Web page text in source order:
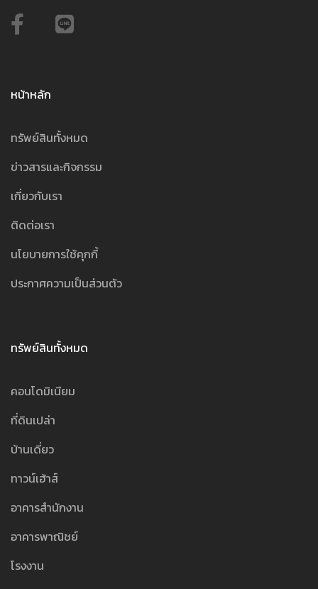
หน้าหลัก
ทรัพย์สินทั้งหมด
ข่าวสารและกิจกรรม
เกี่ยวกับเรา
ติดต่อเรา
นโยบายการใช้คุกกี้
ประกาศความเป็นส่วนตัว
ทรัพย์สินทั้งหมด
คอนโดมิเนียม
ที่ดินเปล่า
บ้านเดี่ยว
ทาวน์เฮ้าส์
อาคารสำนักงาน
อาคารพาณิชย์
โรงงาน